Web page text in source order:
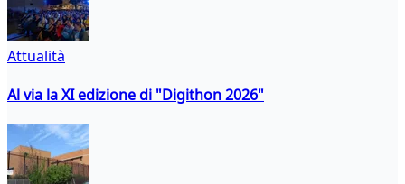
Attualità
Al via la XI edizione di "Digithon 2026"